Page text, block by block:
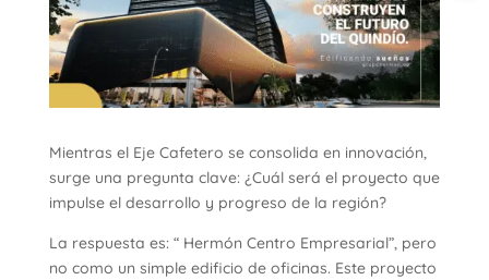
Mientras el Eje Cafetero se consolida en innovación,
surge una pregunta clave: ¿Cuál será el proyecto que
impulse el desarrollo y progreso de la región?
La respuesta es: “ Hermón Centro Empresarial”, pero
no como un simple edificio de oficinas. Este proyecto